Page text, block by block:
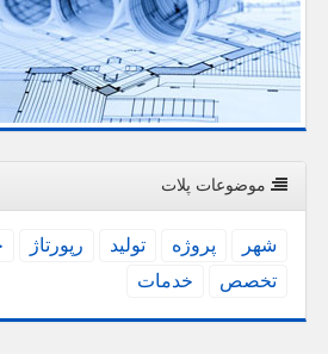
موضوعات پلات
شهر پروژه تولید رپورتاژ
تخصص
خدمات